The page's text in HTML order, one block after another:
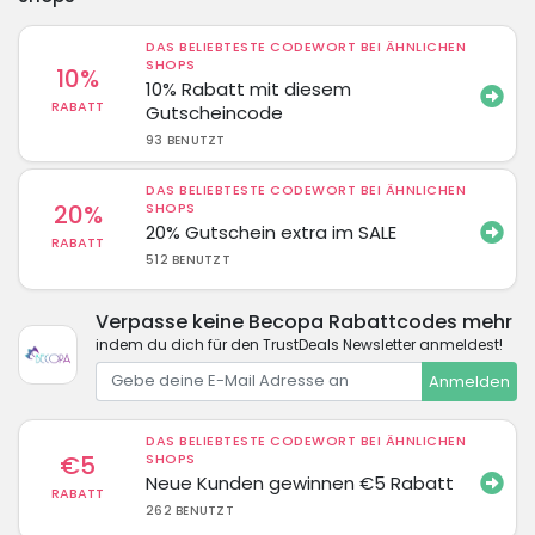
10%
RABATT
DAS BELIEBTESTE CODEWORT BEI ÄHNLICHEN
SHOPS
10% Rabatt mit diesem
Gutscheincode
93 BENUTZT
20%
RABATT
DAS BELIEBTESTE CODEWORT BEI ÄHNLICHEN
SHOPS
20% Gutschein extra im SALE
512 BENUTZT
Verpasse keine Becopa Rabattcodes mehr
indem du dich für den TrustDeals Newsletter anmeldest!
Anmelden
€5
RABATT
DAS BELIEBTESTE CODEWORT BEI ÄHNLICHEN
SHOPS
Neue Kunden gewinnen €5 Rabatt
262 BENUTZT